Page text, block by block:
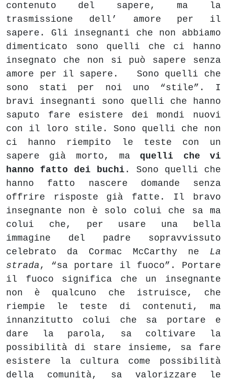
contenuto del sapere, ma la
trasmissione dell’ amore per il
sapere. Gli insegnanti che non abbiamo
dimenticato sono quelli che ci hanno
insegnato che non si può sapere senza
amore per il sapere. Sono quelli che
sono stati per noi uno “stile”. I
bravi insegnanti sono quelli che hanno
saputo fare esistere dei mondi nuovi
con il loro stile. Sono quelli che non
ci hanno riempito le teste con un
sapere già morto, maquelli che vi
hanno fatto dei buchi . Sono quelli che
hanno fatto nascere domande senza
offrire risposte già fatte. Il bravo
insegnante non è solo colui che sa ma
colui che, per usare una bella
immagine del padre sopravvissuto
celebrato da Cormac McCarthy ne La
strada , “sa portare il fuoco”. Portare
il fuoco significa che un insegnante
non è qualcuno che istruisce, che
riempie le teste di contenuti, ma
innanzitutto colui che sa portare e
dare la parola, sa coltivare la
possibilità di stare insieme, sa fare
esistere la cultura come possibilità
della comunità, sa valorizzare le